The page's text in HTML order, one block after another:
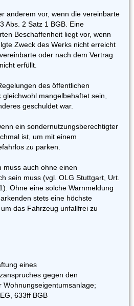
anderem vor, wenn die vereinbarte
Abs. 2 Satz 1 BGB. Eine
Beschaffenheit liegt vor, wenn
Zweck des Werks nicht erreicht
oder nach dem Vertrag
erfüllt.
des öffentlichen
mangelbehaftet sein,
geschuldet war.
ein sondernutzungsberechtigter
ist, um mit einem
zu parken.
muss auch ohne einen
sein muss (vgl. OLG Stuttgart, Urt.
Ohne eine solche Warnmeldung
stets eine höchste
das Fahrzeug unfallfrei zu
eines
gegen den
Wohnungseigentumsanlage;
633ff BGB